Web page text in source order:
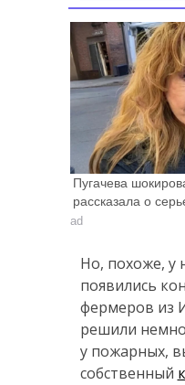
Пугачева
рассказала о
ad
Но, похоже, у
появились
фермеров из
решили
у пожарных,
собственный